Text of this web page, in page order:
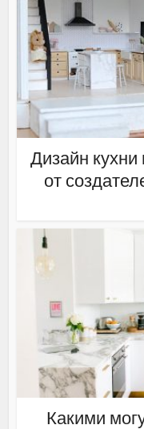
Дизайн кухни
от
Какими